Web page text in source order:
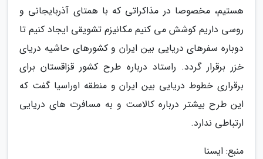
هستیم، مخصوصا در مذاکراتی که با همتای آذربایجانی و
روسی داریم کوشش می کنیم مکانیزم تشویقی ایجاد کنیم تا
دوباره سفرهای دریایی بین ایران و کشورهای حاشیه دریای
خزر برقرار گردد. راستاد درباره طرح کشور قزاقستان برای
برقراری خطوط دریایی بین ایران و منطقه اوراسیا گفت که
این طرح بیشتر درباره کالاست و به مسافرت های دریایی
ارتباطی ندارد.
منبع: ایسنا